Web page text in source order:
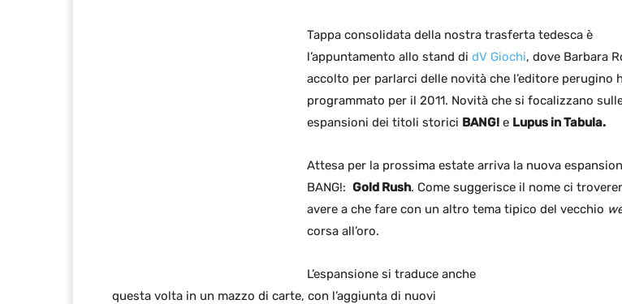
Tappa consolidata della nostra trasferta tedesca è
l’appuntamento allo stand di dV Giochi, dove Barbara
accolto per parlarci delle novità che l’editore perugino
programmato per il 2011. Novità che si focalizzano
espansioni dei titoli storici BANG! e Lupus in Tabula.
Attesa per la prossima estate arriva la nuova
BANG!: Gold Rush. Come suggerisce il nome ci
avere a che fare con un altro tema tipico del vecchio
corsa all’oro.
L’espansione si traduce anche
questa volta in un mazzo di carte, con l’aggiunta di nuovi